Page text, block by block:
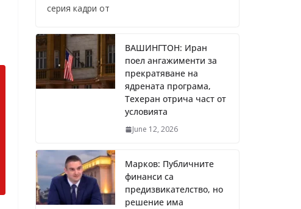
серия кадри от
ВАШИНГТОН: Иран
поел ангажименти за
прекратяване на
ядрената програма,
Техеран отрича част от
условията
June 12, 2026
Марков: Публичните
финанси са
предизвикателство, но
решение има